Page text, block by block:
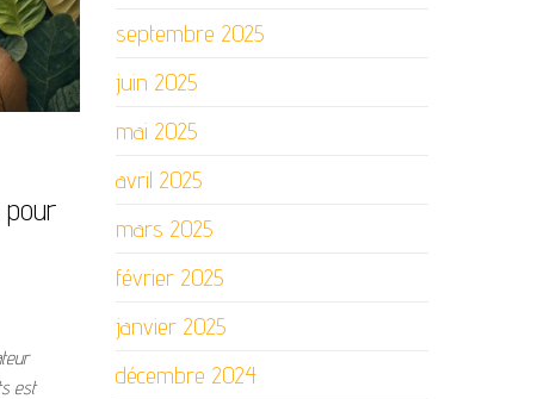
est
septembre 2025
juin 2025
mai 2025
avril 2025
mars 2025
février 2025
janvier 2025
décembre 2024